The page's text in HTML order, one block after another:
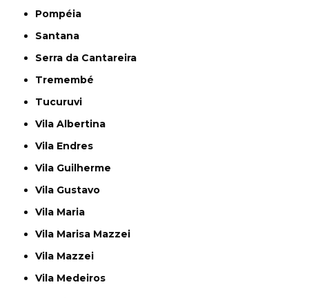
Pompéia
Santana
Serra da Cantareira
Tremembé
Tucuruvi
Vila Albertina
Vila Endres
Vila Guilherme
Vila Gustavo
Vila Maria
Vila Marisa Mazzei
Vila Mazzei
Vila Medeiros